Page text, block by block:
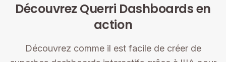
Découvrez Querri Dashboards en
action
Découvrez comme il est facile de créer de